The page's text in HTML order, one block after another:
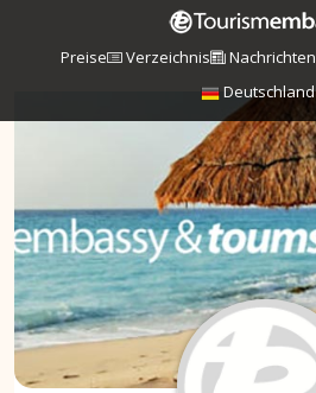
Preise Verzeichnis Nachrichten
Deutschland